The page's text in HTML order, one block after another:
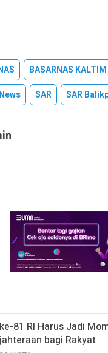
BASARNAS KALTIM
News SAR SAR
81 RI Harus Jadi
bagi Rakyat